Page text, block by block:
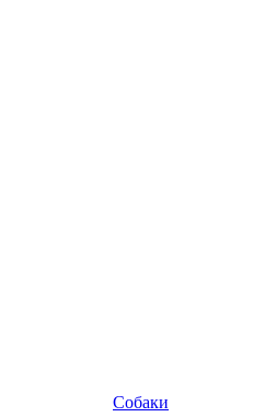
Собаки